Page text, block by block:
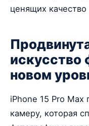
ценящих качество
искусство
новом
iPhone 15 Pro Max
камеру, которая